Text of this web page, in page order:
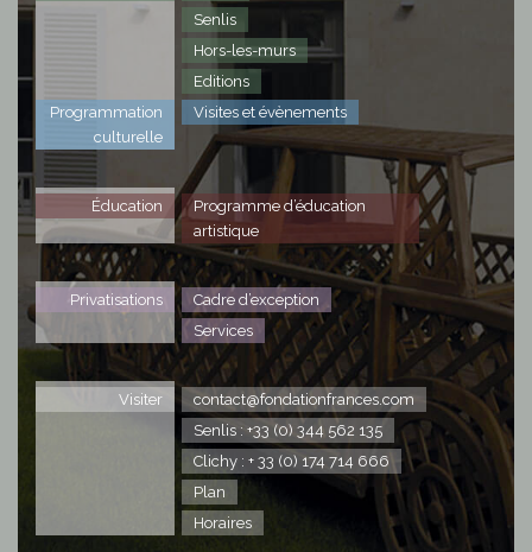
Senlis
Hors-les-murs
Editions
Programmation
culturelle
Visites et évènements
Éducation
Programme d’éducation
artistique
Privatisations
Cadre d’exception
Services
Visiter
contact@fondationfrances.com
Senlis : +33 (0) 344 562 135
Clichy : + 33 (0) 174 714 666
Plan
Horaires